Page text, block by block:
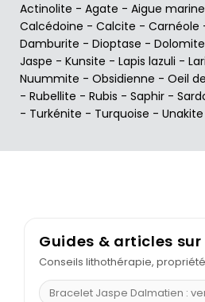
Actinolite - Agate - Aigue marine
Calcédoine - Calcite - Carnéole
Damburite - Dioptase - Dolomite
Jaspe - Kunsite - Lapis lazuli -
Nuummite - Obsidienne - Oeil
- Rubellite - Rubis - Saphir -
- Turkénite - Turquoise - Unakite
Guides & articles
Conseils lithothérapie,
Bracelet Jaspe Dalmatien :